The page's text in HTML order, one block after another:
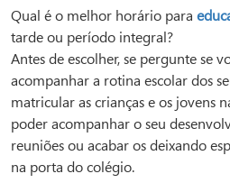
Qual é o melhor horário para
tarde ou período integral?
Antes de escolher, se pergunte se
acompanhar a rotina escolar dos
matricular as crianças e os jovens
poder acompanhar o seu
reuniões ou acabar os deixando
na porta do colégio.